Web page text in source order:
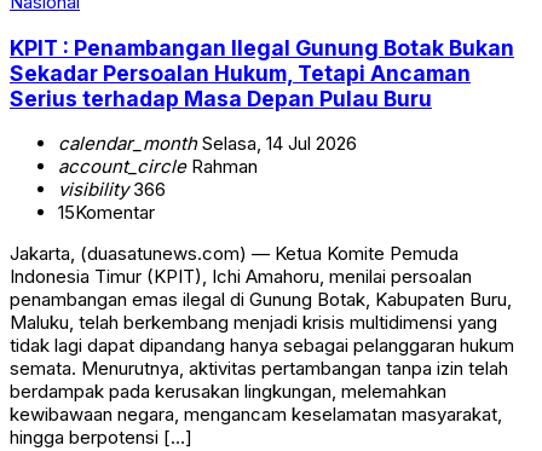
KPIT : Penambangan Ilegal Gunung Botak Bukan
Sekadar Persoalan Hukum, Tetapi Ancaman
Serius terhadap Masa Depan Pulau Buru
calendar_monthSelasa, 14 Jul 2026
account_circleRahman
visibility366
15Komentar
Jakarta, (duasatunews.com) — Ketua Komite Pemuda
Indonesia Timur (KPIT), Ichi Amahoru, menilai persoalan
penambangan emas ilegal di Gunung Botak, Kabupaten Buru,
Maluku, telah berkembang menjadi krisis multidimensi yang
tidak lagi dapat dipandang hanya sebagai pelanggaran hukum
semata. Menurutnya, aktivitas pertambangan tanpa izin telah
berdampak pada kerusakan lingkungan, melemahkan
kewibawaan negara, mengancam keselamatan masyarakat,
hingga berpotensi […]